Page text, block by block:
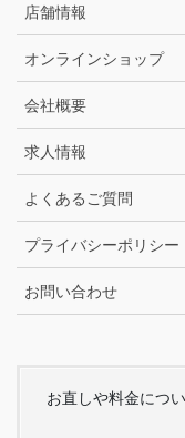
店舗情報
オンラインショップ
会社概要
求人情報
よくあるご質問
プライバシーポリシー
お問い合わせ
お直しや料金につ